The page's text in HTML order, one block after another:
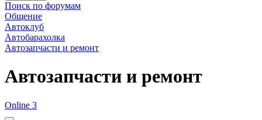
Поиск по форумам
Общение
Автоклуб
Автобарахолка
Автозапчасти и ремонт
Автозапчасти и ремонт
Online 3